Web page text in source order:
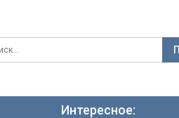
Интересное: